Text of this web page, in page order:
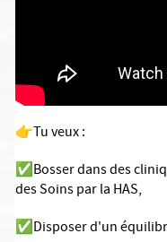
👉Tu veux :
✅Bosser dans des
des Soins par la HAS,
✅Disposer d'un